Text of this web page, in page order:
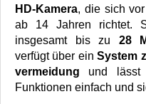
HD-Kamera, die sich
ab 14 Jahren richtet.
insgesamt bis zu 28
verfügt über einSystem
vermeidung und lässt
Funktionen einfach und